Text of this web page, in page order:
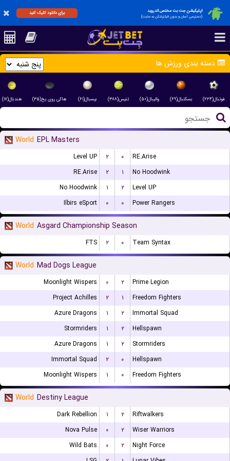
اپلیکیشن جت بت مختص اندروید
(دسترسی آسان و بدون فیلترشکن به سایت)
برای دانلود کلیک کنید
دسته بندی ورزش ها
فوتبال(۲۲۴) بسکتبال(۶۹) والیبال(۵۰) تنیس(۳۸۸) بیسبال(۶۱) هاکی روی یخ(۳۵) هندبال(۱۷)
World EPL Masters
Level UP ۲ ۰
RE.Arise
RE.Arise
۲ ۱
No Hoodwink
No Hoodwink
۱ ۲
Level UP
Ilbirs eSport
۰ ۰ Power Rangers
World Asgard Championship Season
FTS ۲ ۰ Team Syntax
World Mad Dogs League
Moonlight Wispers ۰ ۲
Prime Legion
Project Achilles
۲ ۱
Freedom Fighters
Azure Dragons
۱ ۲
Immortal Squad
Stormriders
۱ ۲
Hellspawn
Azure Dragons
۱ ۲
Stormriders
Immortal Squad
۲ ۰
Hellspawn
Moonlight Wispers
۱ ۰ Freedom Fighters
World Destiny League
Dark Rebellion ۱ ۲
Riftwalkers
Nova Pulse
۰ ۲
Wiser Warriors
Wild Bats
۰ ۲
Night Force